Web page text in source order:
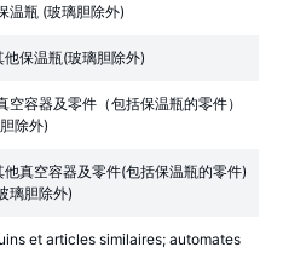
温瓶 (玻璃胆除外)
他保温瓶(玻璃胆除外)
空容器及零件（包括保温瓶的零件）
除外)
他真空容器及零件(包括保温瓶的零件)
璃胆除外)
et articles similaires; automates